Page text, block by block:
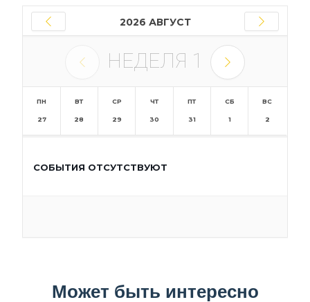
2026 АВГУСТ
НЕДЕЛЯ 1
ПН
27
ВТ
28
СР
29
ЧТ
30
ПТ
31
СБ
1
ВС
2
СОБЫТИЯ ОТСУТСТВУЮТ
Может быть интересно